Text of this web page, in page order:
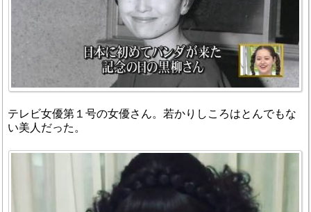
テレビ女優第１号の女優さん。若かりしころはとんでもな
い美人だった。